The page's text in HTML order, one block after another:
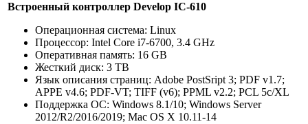
Встроенный контроллер Develop IC-610
Операционная система: Linux
Процессор: Intel Core i7-6700, 3.4 GHz
Оперативная память: 16 GB
Жесткий диск: 3 TB
Язык описания страниц: Adobe PostSript 3; PDF v1.7;
APPE v4.6; PDF-VT; TIFF (v6); PPML v2.2; PCL 5c/XL
Поддержка ОС: Windows 8.1/10; Windows Server
2012/R2/2016/2019; Mac OS X 10.11-14